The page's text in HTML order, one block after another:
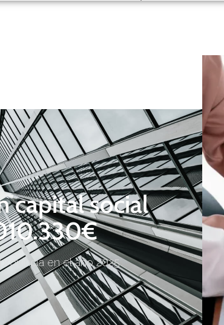
capital social
en el año 2025